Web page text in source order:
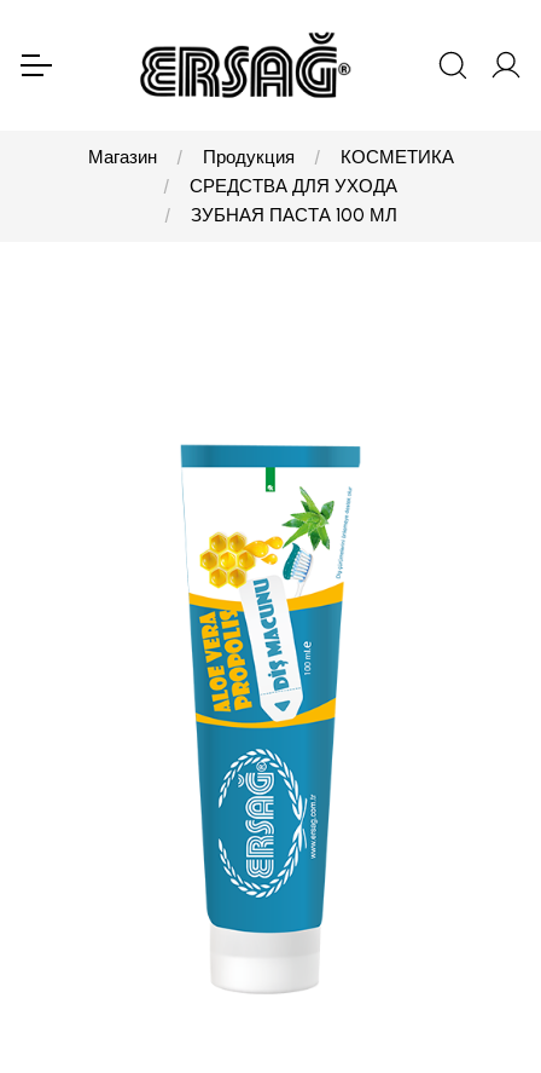
Магазин Продукция
КОСМЕТИКА
СРЕДСТВА ДЛЯ УХОДА
ЗУБНАЯ ПАСТА 100 МЛ